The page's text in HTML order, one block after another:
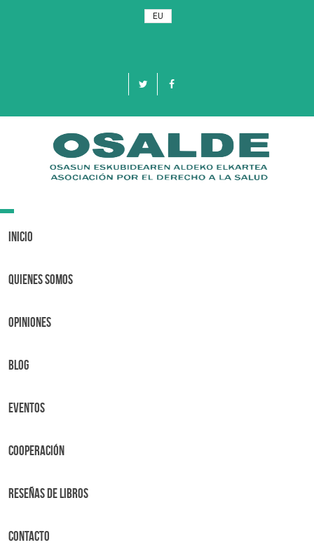
EU
Toggle
Inicio
Quienes Somos
OPINIONES
BLOG
Eventos
Cooperación
Reseñas de libros
Contacto